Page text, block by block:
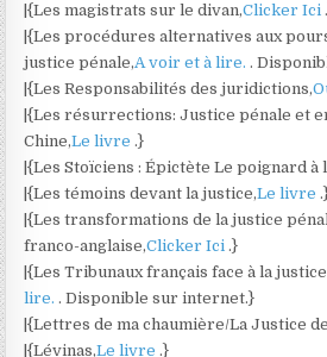
|{Les magistrats sur le divan,Clicker Ici
|{Les procédures alternatives aux
justice pénale,A voir et à lire..
|{Les Responsabilités des juridictions,
|{Les résurrections: Justice pénale et
Chine,Le livre.}
|{Les Stoïciens : Épictète Le poignard à
|{Les témoins devant la justice,Le livre
|{Les transformations de la justice
franco-anglaise,Clicker Ici.}
|{Les Tribunaux français face à la
lire.. Disponible sur internet.}
|{Lettres de ma chaumière/La Justice
|{Lévinas,Le livre.}